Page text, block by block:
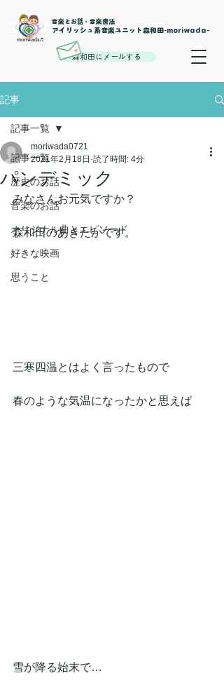
音楽とお話・音楽療法
​アイリッシュ系音楽ユニット森和田-moriwada-
森和田にメールする
記事
記事一覧
歴史のお話
音楽のお話
オリジナル曲とエピソード
好きな映画
思うこと
記事一覧
パンデミック
moriwada0721
2021年2月18日 読了時間: 4分
みなさんお元気ですか？
森和田のあきたかです。
三寒四温とはよく言ったもので
春のような気温になったかと思えば
雪が降る始末で…